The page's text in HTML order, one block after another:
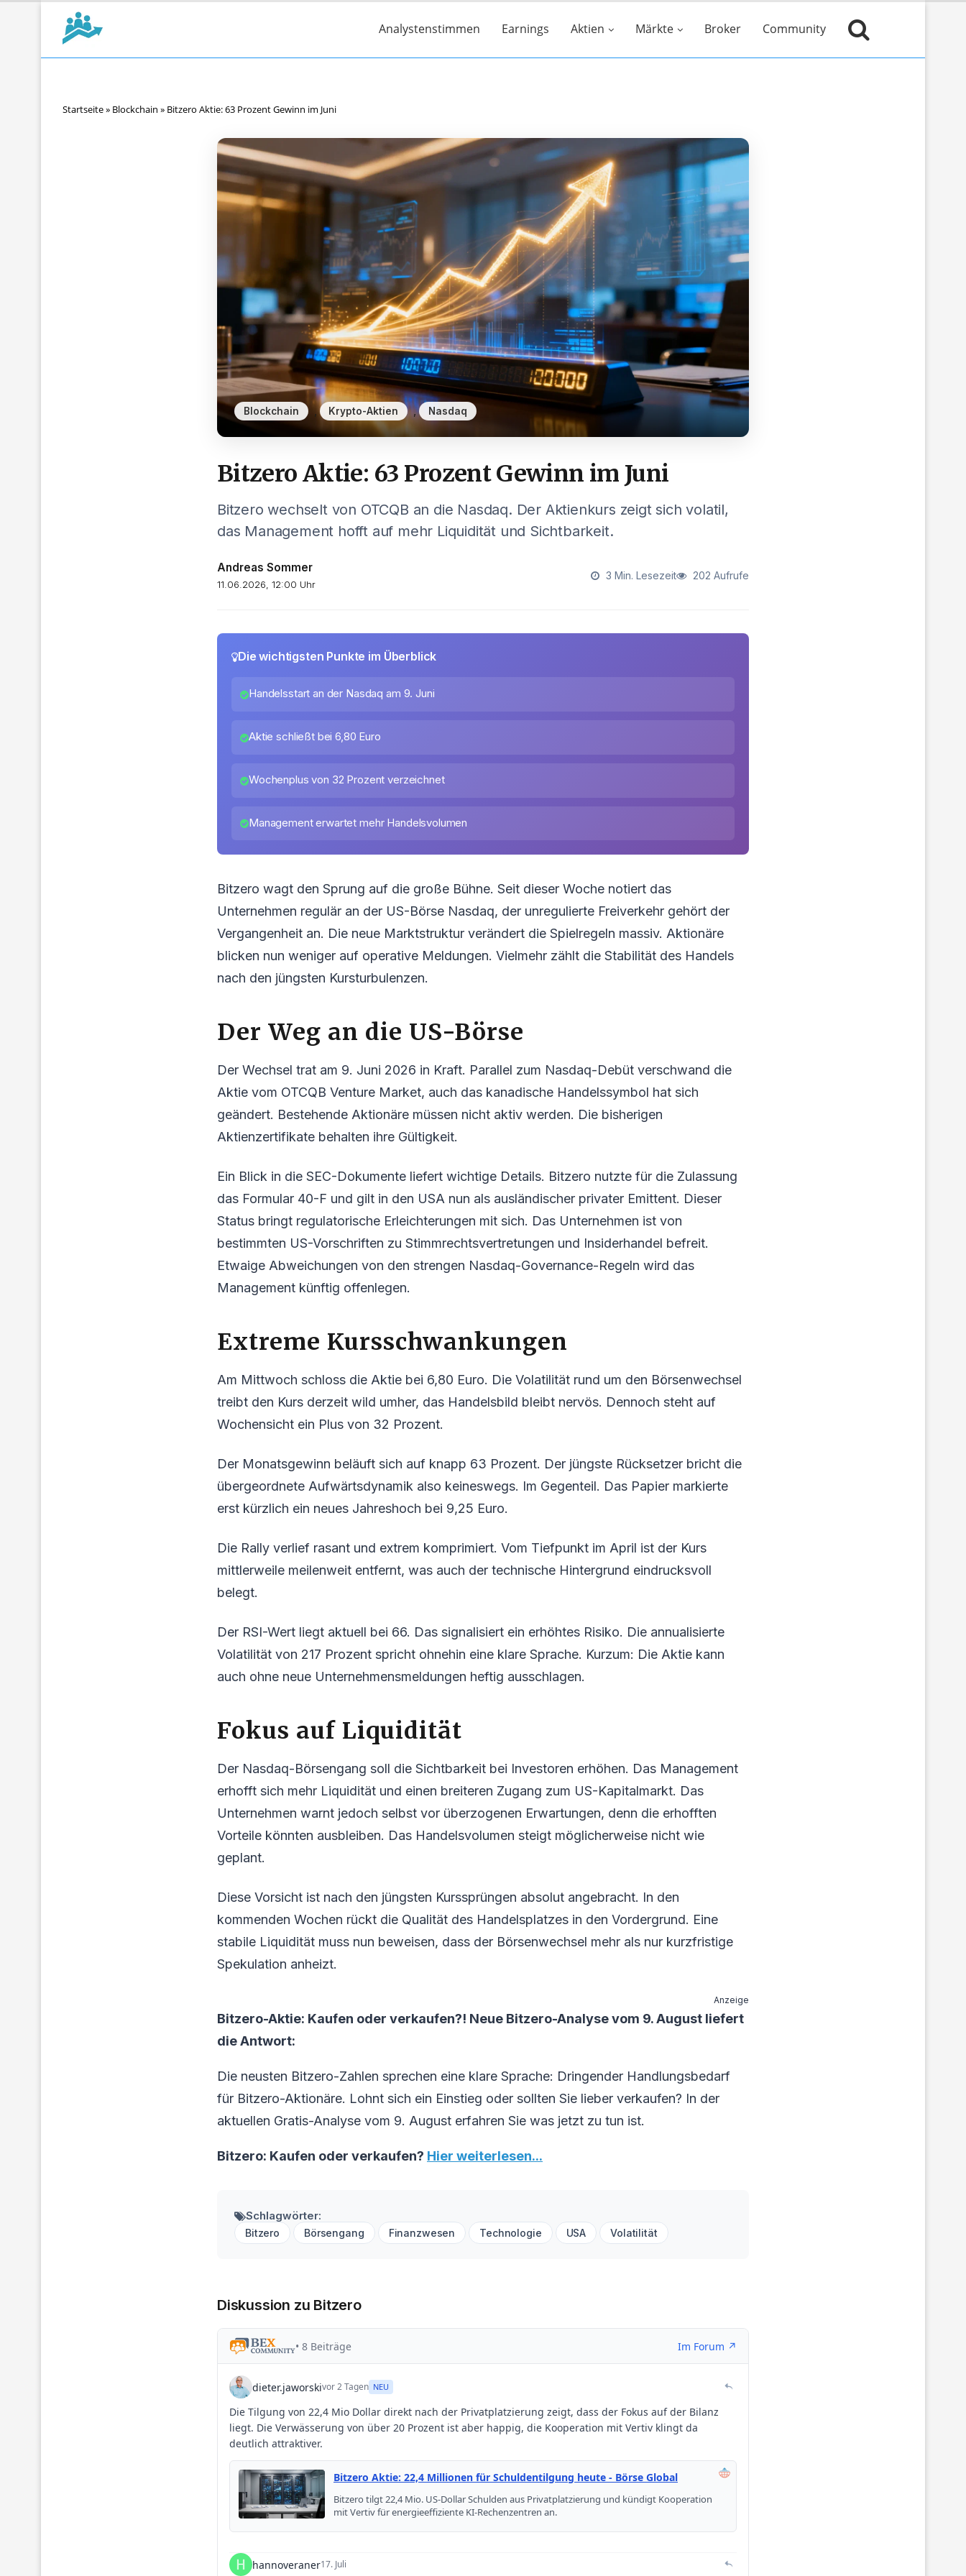
Analystenstimmen Earnings Aktien Märkte Broker Community
Startseite» Blockchain » Bitzero Aktie: 63 Prozent Gewinn im Juni
Blockchain , Krypto-Aktien , Nasdaq
Bitzero Aktie: 63 Prozent Gewinn im Juni
Bitzero wechselt von OTCQB an die Nasdaq. Der Aktienkurs zeigt sich volatil,
das Management hofft auf mehr Liquidität und Sichtbarkeit.
Andreas Sommer
11.06.2026, 12:00 Uhr
3 Min. Lesezeit 202 Aufrufe
Die wichtigsten Punkte im Überblick
Handelsstart an der Nasdaq am 9. Juni
Aktie schließt bei 6,80 Euro
Wochenplus von 32 Prozent verzeichnet
Management erwartet mehr Handelsvolumen
Bitzero wagt den Sprung auf die große Bühne. Seit dieser Woche notiert das
Unternehmen regulär an der US-Börse Nasdaq, der unregulierte Freiverkehr gehört der
Vergangenheit an. Die neue Marktstruktur verändert die Spielregeln massiv. Aktionäre
blicken nun weniger auf operative Meldungen. Vielmehr zählt die Stabilität des Handels
nach den jüngsten Kursturbulenzen.
Der Weg an die US-Börse
Der Wechsel trat am 9. Juni 2026 in Kraft. Parallel zum Nasdaq-Debüt verschwand die
Aktie vom OTCQB Venture Market, auch das kanadische Handelssymbol hat sich
geändert. Bestehende Aktionäre müssen nicht aktiv werden. Die bisherigen
Aktienzertifikate behalten ihre Gültigkeit.
Ein Blick in die SEC-Dokumente liefert wichtige Details. Bitzero nutzte für die Zulassung
das Formular 40-F und gilt in den USA nun als ausländischer privater Emittent. Dieser
Status bringt regulatorische Erleichterungen mit sich. Das Unternehmen ist von
bestimmten US-Vorschriften zu Stimmrechtsvertretungen und Insiderhandel befreit.
Etwaige Abweichungen von den strengen Nasdaq-Governance-Regeln wird das
Management künftig offenlegen.
Extreme Kursschwankungen
Am Mittwoch schloss die Aktie bei 6,80 Euro. Die Volatilität rund um den Börsenwechsel
treibt den Kurs derzeit wild umher, das Handelsbild bleibt nervös. Dennoch steht auf
Wochensicht ein Plus von 32 Prozent.
Der Monatsgewinn beläuft sich auf knapp 63 Prozent. Der jüngste Rücksetzer bricht die
übergeordnete Aufwärtsdynamik also keineswegs. Im Gegenteil. Das Papier markierte
erst kürzlich ein neues Jahreshoch bei 9,25 Euro.
Die Rally verlief rasant und extrem komprimiert. Vom Tiefpunkt im April ist der Kurs
mittlerweile meilenweit entfernt, was auch der technische Hintergrund eindrucksvoll
belegt.
Der RSI-Wert liegt aktuell bei 66. Das signalisiert ein erhöhtes Risiko. Die annualisierte
Volatilität von 217 Prozent spricht ohnehin eine klare Sprache. Kurzum: Die Aktie kann
auch ohne neue Unternehmensmeldungen heftig ausschlagen.
Fokus auf Liquidität
Der Nasdaq-Börsengang soll die Sichtbarkeit bei Investoren erhöhen. Das Management
erhofft sich mehr Liquidität und einen breiteren Zugang zum US-Kapitalmarkt. Das
Unternehmen warnt jedoch selbst vor überzogenen Erwartungen, denn die erhofften
Vorteile könnten ausbleiben. Das Handelsvolumen steigt möglicherweise nicht wie
geplant.
Diese Vorsicht ist nach den jüngsten Kurssprüngen absolut angebracht. In den
kommenden Wochen rückt die Qualität des Handelsplatzes in den Vordergrund. Eine
stabile Liquidität muss nun beweisen, dass der Börsenwechsel mehr als nur kurzfristige
Spekulation anheizt.
Anzeige
Bitzero-Aktie: Kaufen oder verkaufen?! Neue Bitzero-Analyse vom 9. August liefert
die Antwort:
Die neusten Bitzero-Zahlen sprechen eine klare Sprache: Dringender Handlungsbedarf
für Bitzero-Aktionäre. Lohnt sich ein Einstieg oder sollten Sie lieber verkaufen? In der
aktuellen Gratis-Analyse vom 9. August erfahren Sie was jetzt zu tun ist.
Bitzero: Kaufen oder verkaufen? Hier weiterlesen...
Schlagwörter:
Bitzero Börsengang Finanzwesen Technologie USA Volatilität
Diskussion zu Bitzero